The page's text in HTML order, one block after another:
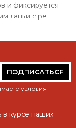
и фиксируется
лапки с ре...
ПОДПИСАТЬСЯ
условия
в курсе наших